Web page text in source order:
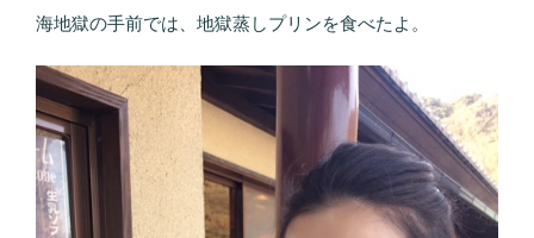
海地獄の手前では、地獄蒸しプリンを食べたよ。